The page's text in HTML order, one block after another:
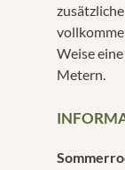
Weise
Metern.